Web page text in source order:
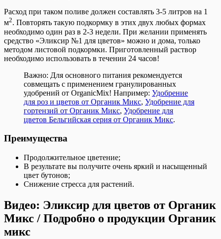
Расход при таком поливе должен составлять 3-5 литров на 1
м2. Повторять такую подкормку в этих двух любых формах
необходимо один раз в 2-3 недели. При желании применять
средство «Эликсир №1 для цветов» можно и дома, только
методом листовой подкормки. Приготовленный раствор
необходимо использовать в течении 24 часов!
Важно: Для основного питания рекомендуется
совмещать с применением гранулированных
удобрений от OrganicMix! Например: Удобрение
для роз и цветов от Органик Микс, Удобрение для
гортензий от Органик Микс, Удобрение для
цветов Бельгийская серия от Органик Микс.
Преимущества
Продолжительное цветение;
В результате вы получите очень яркий и насыщенный
цвет бутонов;
Снижение стресса для растений.
Видео: Эликсир для цветов от Органик
Микс / Подробно о продукции Органик
микс